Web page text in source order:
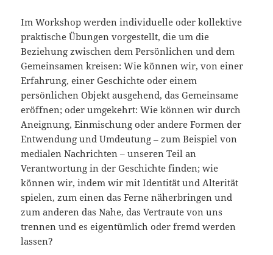
Im Workshop werden individuelle oder kollektive
praktische Übungen vorgestellt, die um die
Beziehung zwischen dem Persönlichen und dem
Gemeinsamen kreisen: Wie können wir, von einer
Erfahrung, einer Geschichte oder einem
persönlichen Objekt ausgehend, das Gemeinsame
eröffnen; oder umgekehrt: Wie können wir durch
Aneignung, Einmischung oder andere Formen der
Entwendung und Umdeutung – zum Beispiel von
medialen Nachrichten – unseren Teil an
Verantwortung in der Geschichte finden; wie
können wir, indem wir mit Identität und Alterität
spielen, zum einen das Ferne näherbringen und
zum anderen das Nahe, das Vertraute von uns
trennen und es eigentümlich oder fremd werden
lassen?